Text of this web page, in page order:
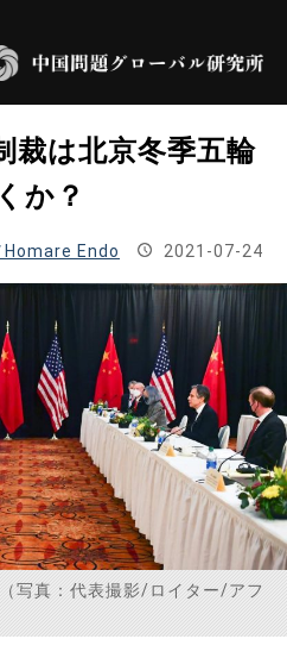
裁は北京冬季五輪
か？
Endo 2021-07-24
写真：代表撮影/ロイター/アフ